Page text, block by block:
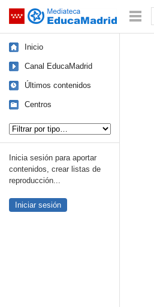
Saltar navegación
Inicio
Canal EducaMadrid
Últimos contenidos
Centros
Inicia sesión para aportar
contenidos, crear listas de
reproducción...
Iniciar sesión